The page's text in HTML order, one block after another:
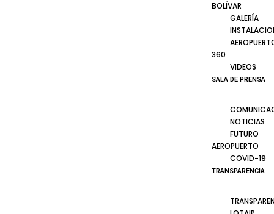
BOLÍVAR
GALERÍA
360
VIDEOS
SALA DE PRENSA
NOTICIAS
FUTURO
AEROPUERTO
COVID-19
TRANSPARENCIA